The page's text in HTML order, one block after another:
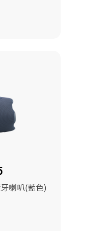
喇叭(藍色)